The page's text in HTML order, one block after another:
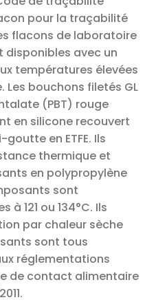
pour la traçabilité
flacons de laboratoire
disponibles avec un
températures élevées
bouchons filetés GL
(PBT) rouge
en silicone recouvert
en ETFE. Ils
thermique et
en polypropylène
sont
121 ou 134°C. Ils
par chaleur sèche
sont tous
réglementations
de contact alimentaire